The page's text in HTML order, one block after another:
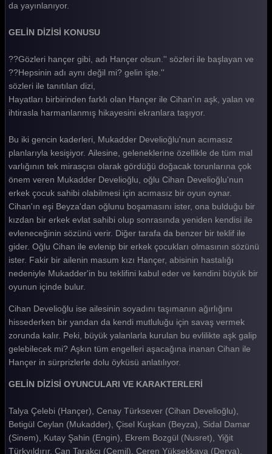
Gelin 279. Bölüm
Gelin 278. Bölüm
Gelin 277. Bölüm
Gelin 276. Bölüm
Gelin 274. Bölüm
Gelin 273. Bölüm
Gelin 272. Bölüm
Gelin 271. Bölüm
Gelin 270. Bölüm
Gelin 269. Bölüm
Gelin 268. Bölüm
Gelin 266. Bölüm
Gelin 265. Bölüm
Gelin 264. Bölüm
Gelin 263. Bölüm
Gelin 262. Bölüm
Gelin 261. Bölüm
da yayınlanıyor.
GELİN DİZİSİ KONUSU
??Gözleri hançer gibi, adı Hançer olsun.'' sözleri ile başlayan ve
??Hepsinin adı aynı değil mi? gelin işte.''
sözleri ile tanıtılan dizi,
Hayatları birbirinden farklı olan Hançer ile Cihan'ın aşk, yalan ve
ihtirasla harmanlanmış hikayesini ekranlara taşıyor.
Bu iki gencin kaderleri, Mukadder Develioğlu'nun acımasız
planlarıyla kesişiyor. Ailesine, geleneklerine özellikle de tüm mal
varlığının tek mirasçısı olarak gördüğü doğacak torunlarına çok
önem veren Mukadder Develioğlu, oğlu Cihan Develioğlu'nun
erkek çocuk sahibi olabilmesi için acımasız bir oyun oynar.
Cihan'ın eşi Beyza'dan oğlunu boşamasını ister, ona bulduğu bir
kızdan bir erkek evlat sahibi olup sonrasında yeniden kendisi ile
evleneceğinin sözünü verir. Diğer tarafa da benzer bir teklif ile
gider. Oğlu Cihan ile evlenip bir erkek çocukları olmasının sözünü
ister. Fakir bir ailenin masum kızı Hançer, abisinin hastalığı
nedeniyle Mukadder'in bu teklifini kabul eder ve kendini büyük bir
oyunun içinde bulur.
Cihan Develioğlu ise ailesinin soyadını taşımanın ağırlığını
hissederken bir yandan da kendi mutluluğu için savaş vermek
zorunda kalır. Peki, büyük yalanlarla kurulan bu evlilikte aşk galip
gelebilecek mi? Aşkın tüm engelleri aşacağına inanan Cihan ile
Hançer in sürprizlerle dolu öyküsü anlatılıyor.
GELİN DİZİSİ OYUNCULARI VE KARAKTERLERİ
Talya Çelebi (Hançer), Cenay Türksever (Cihan Develioğlu),
Betigül Ceylan (Mukadder), Çisel Kuşkan (Beyza), Sidal Damar
(Sinem), Kutay Şahin (Engin), Ekrem Bozgül (Nusret), Yiğit
Türkyıldırır, Can Tarakçı (Cemil), Ceren Yüksekkaya (Derya),